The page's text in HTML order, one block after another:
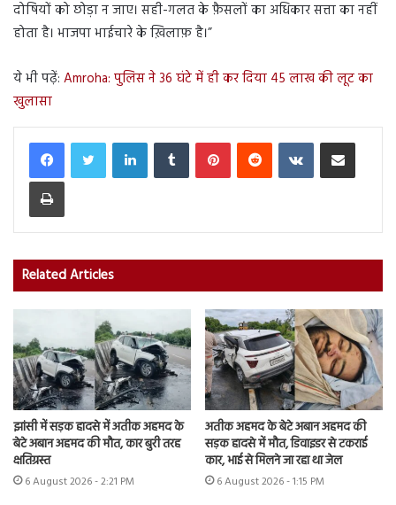
दोषियों को छोड़ा न जाए। सही-गलत के फ़ैसलों का अधिकार सत्ता का नहीं
होता है। भाजपा भाईचारे के ख़िलाफ़ है।”
ये भी पढ़ें: Amroha: पुलिस ने 36 घंटे में ही कर दिया 45 लाख की लूट का
खुलासा
LinkedInTumblr PinterestReddit VKontakteShare via Email
Print
Related Articles
झांसी में सड़क हादसे में अतीक अहमद के
बेटे अबान अहमद की मौत, कार बुरी तरह
क्षतिग्रस्त
6 August 2026 - 2:21 PM
अतीक अहमद के बेटे अबान अहमद की
सड़क हादसे में मौत, डिवाइडर से टकराई
कार, भाई से मिलने जा रहा था जेल
6 August 2026 - 1:15 PM